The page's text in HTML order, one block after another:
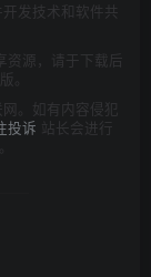
发技术和软件共
资源，请于下载后
。
。如有内容侵犯
投诉 站长会进行